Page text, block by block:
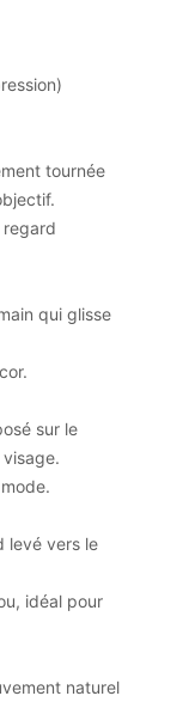
tournée
qui glisse
sur le
levé vers le
idéal pour
naturel